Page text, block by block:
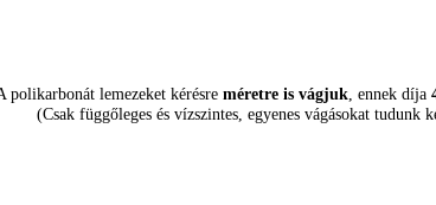
polikarbonát lemezeket kérésre méretre is vágjuk, ennek díja
(Csak függőleges és vízszintes, egyenes vágásokat tudunk